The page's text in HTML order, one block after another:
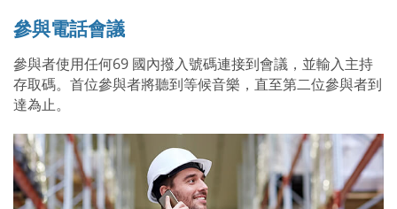
參與電話會議
參與者使用任何69 國內撥入號碼連接到會議，並輸入主持
存取碼。首位參與者將聽到等候音樂，直至第二位參與者到
達為止。